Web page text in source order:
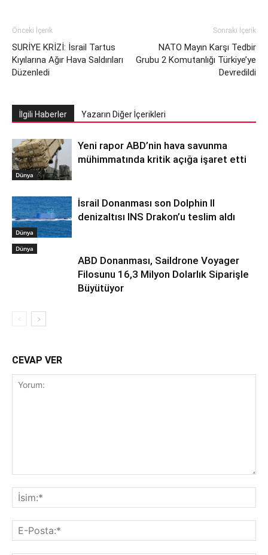
Önceki İçerik
SURİYE KRİZİ: İsrail Tartus
Kıyılarına Ağır Hava Saldırıları
Düzenledi
Sonraki İçerik
NATO Mayın Karşı Tedbir
Grubu 2 Komutanlığı Türkiye’ye
Devredildi
İlgili Haberler Yazarın Diğer İçerikleri
Dünya
Yeni rapor ABD’nin hava savunma
mühimmatında kritik açığa işaret etti
Dünya
İsrail Donanması son Dolphin II
denizaltısı INS Drakon’u teslim aldı
Dünya
ABD Donanması, Saildrone Voyager
Filosunu 16,3 Milyon Dolarlık Siparişle
Büyütüyor
CEVAP VER